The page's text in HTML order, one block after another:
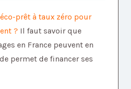
prêt à taux zéro pour
? Il faut savoir que
en France peuvent en
permet de financer ses